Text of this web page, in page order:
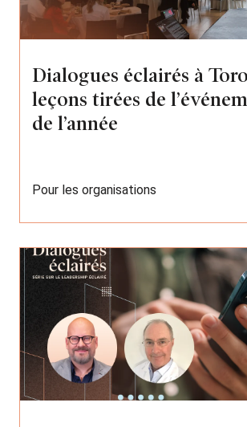
Dialogues éclairés à
leçons tirées de
de l’année
Pour les organisations